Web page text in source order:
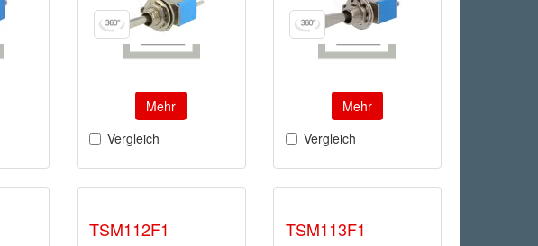
Mehr
Vergleich
Mehr
Vergleich
TSM112F1 TSM113F1